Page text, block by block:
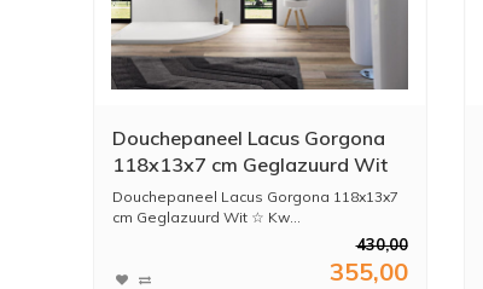
Douchepaneel Lacus Gorgona
118x13x7 cm Geglazuurd Wit
Douchepaneel Lacus Gorgona 118x13x7
cm Geglazuurd Wit ☆ Kw...
430,00
355,00